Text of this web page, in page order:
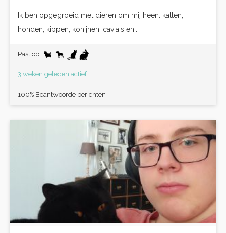
Ik ben opgegroeid met dieren om mij heen: katten,
honden, kippen, konijnen, cavia's en...
Past op:
3 weken geleden actief
100% Beantwoorde berichten